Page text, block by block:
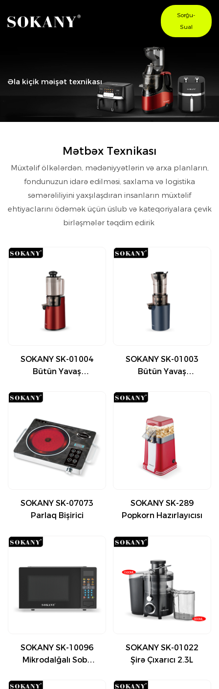
Sorğu-
Sual
Əla kiçik məişət texnikası
Mətbəx Texnikası
Müxtəlif ölkələrdən, mədəniyyətlərin və arxa planların,
fondunuzun idarə edilməsi, saxlama və logistika
səmərəliliyini yaxşılaşdıran insanların müxtəlif
ehtiyaclarını ödəmək üçün üslub və kateqoriyalara çevik
birləşmələr təqdim edirik
SOKANY SK-01004
Bütün Yavaş
SOKANY SK-01003
Bütün Yavaş
SOKANY SK-07073
Parlaq Bişirici
SOKANY SK-289
Popkorn Hazırlayıcısı
SOKANY SK-10096
Mikrodalğalı Soba
SOKANY SK-01022
Şirə Çıxarıcı 2.3L